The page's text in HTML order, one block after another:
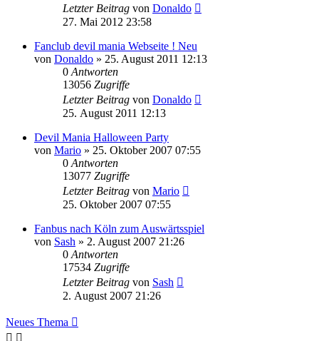
Letzter Beitrag von Donaldo
27. Mai 2012 23:58
Fanclub devil mania Webseite ! Neu
von Donaldo » 25. August 2011 12:13
0 Antworten
13056 Zugriffe
Letzter Beitrag von Donaldo
25. August 2011 12:13
Devil Mania Halloween Party
von Mario » 25. Oktober 2007 07:55
0 Antworten
13077 Zugriffe
Letzter Beitrag von Mario
25. Oktober 2007 07:55
Fanbus nach Köln zum Auswärtsspiel
von Sash » 2. August 2007 21:26
0 Antworten
17534 Zugriffe
Letzter Beitrag von Sash
2. August 2007 21:26
Neues Thema